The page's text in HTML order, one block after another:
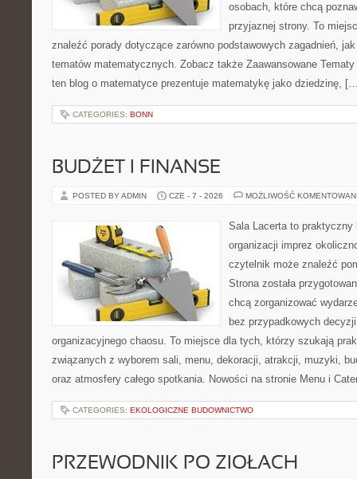
osobach, które chcą
przyjaznej strony. To
znaleźć porady dotyczące zarówno podstawowych zagadnień,
tematów matematycznych. Zobacz także Zaawansowane
ten blog o matematyce prezentuje matematykę jako dziedzinę,
CATEGORIES: BONN
BUDŻET I FINANSE
POSTED BY ADMIN CZE - 7 - 2026 MOŻLIWOŚĆ
Sala Lacerta to praktyczny
organizacji imprez
czytelnik może znaleźć
Strona została
chcą zorganizować
bez przypadkowych
organizacyjnego chaosu. To miejsce dla tych, którzy szukają
związanych z wyborem sali, menu, dekoracji, atrakcji, muzyki,
oraz atmosfery całego spotkania. Nowości na stronie Menu i
CATEGORIES: EKOLOGICZNE BUDOWNICTWO
PRZEWODNIK PO ZIOŁACH